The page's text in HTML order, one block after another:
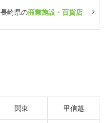
長崎県の商業施設・百貨店
関東 甲信越